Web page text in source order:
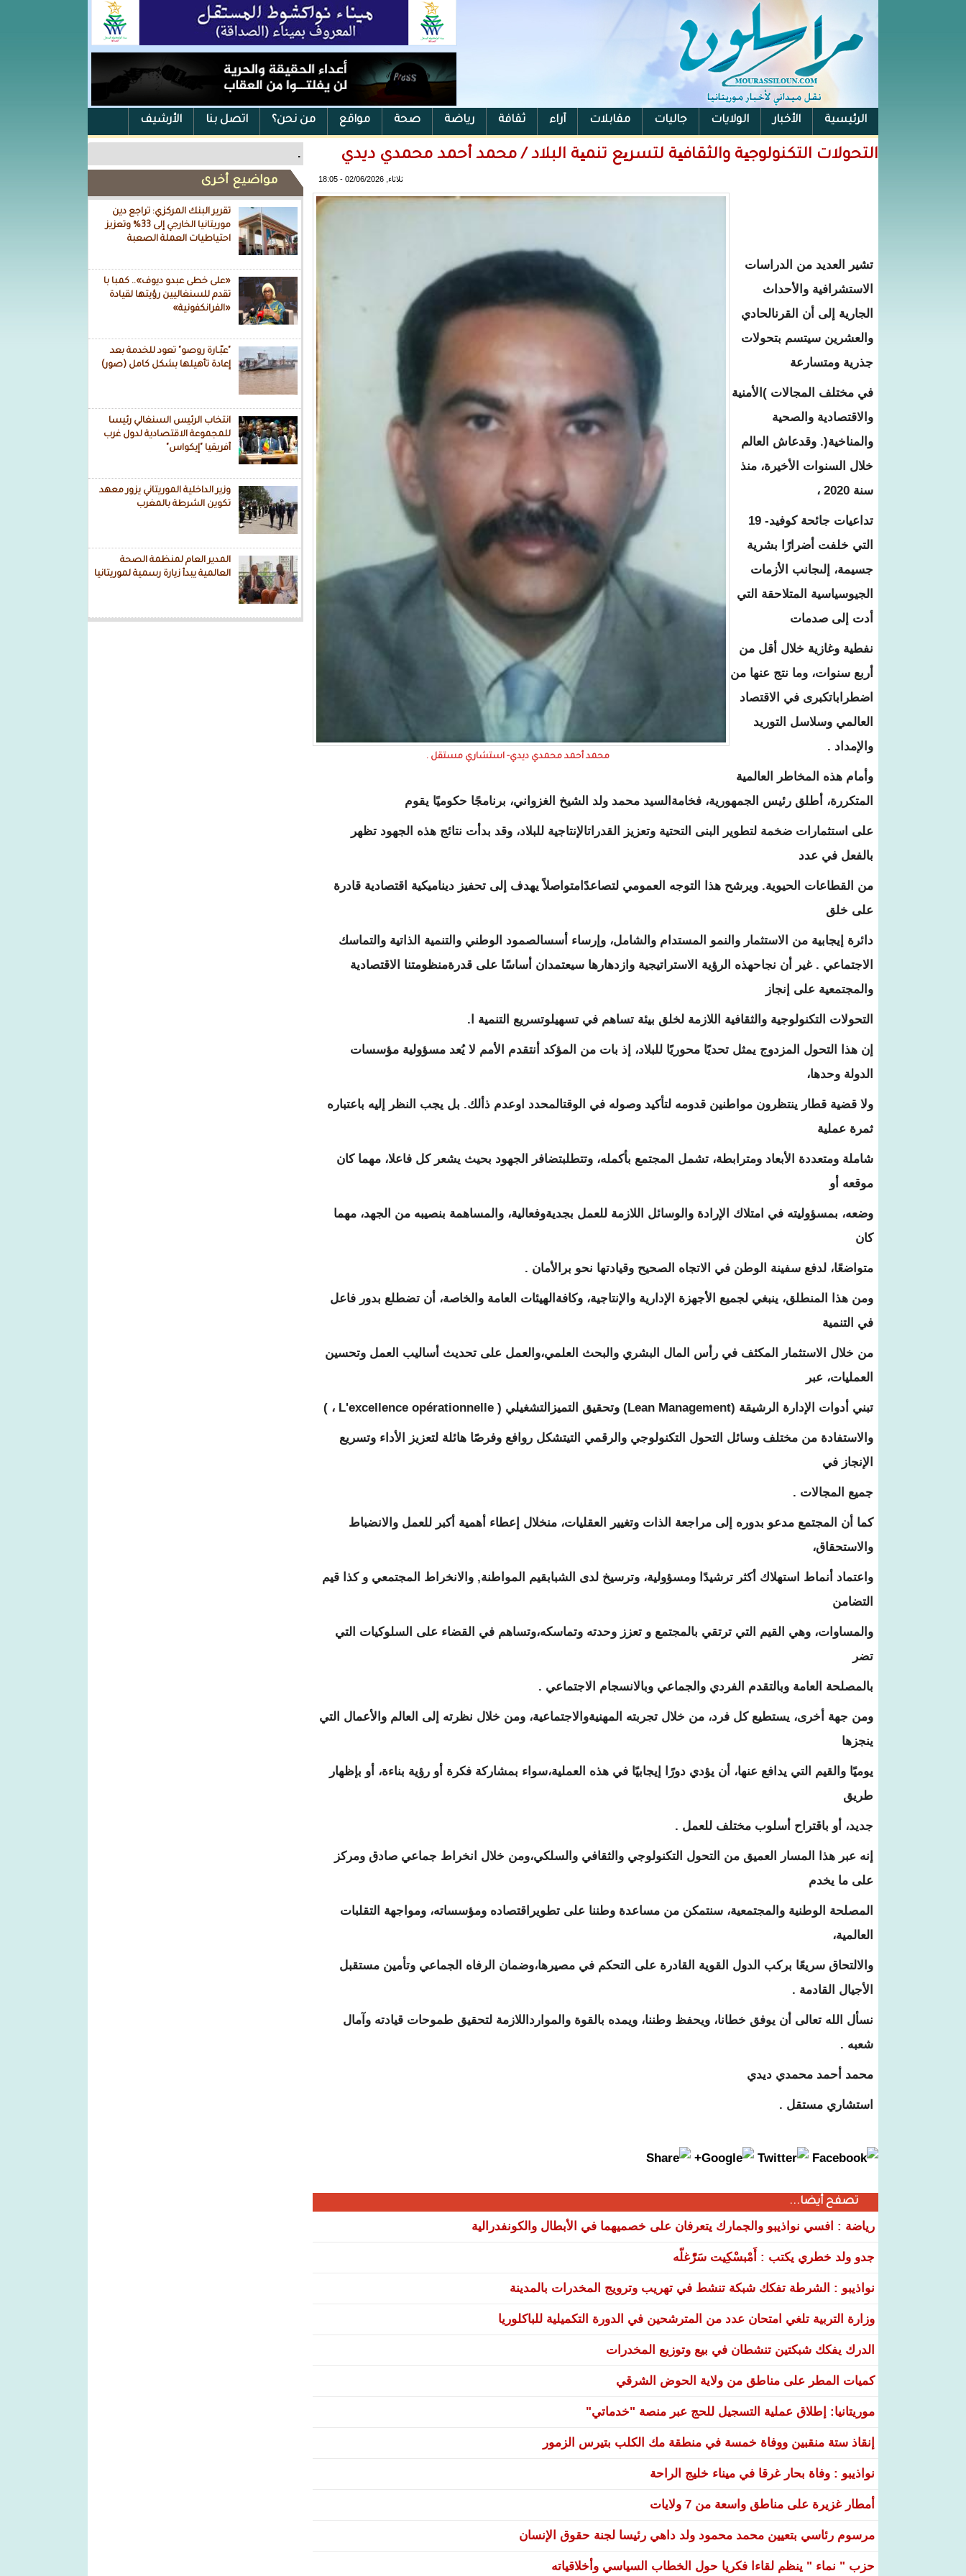
الرئيسية الأخبار الولايات جاليات مقابلات آراء ثقافة رياضة صحة مواقع من نحن؟ اتصل بنا الأرشيف
الفيس بوك .
مواضيع أخرى
تقرير البنك المركزي: تراجع دين
موريتانيا الخارجي إلى 33% وتعزيز
احتياطيات العملة الصعبة
«على خطى عبدو ديوف».. كمبا با
تقدم للسنغاليين رؤيتها لقيادة
«الفرانكفونية»
"عبّـارة روصو" تعود للخدمة بعد
إعادة تأهيلها بشكل كامل (صور)
انتخاب الرئيس السنغالي رئيسا
للمجموعة الاقتصادية لدول غرب
أفريقيا "إيكواس"
وزير الداخلية الموريتاني يزور معهد
تكوين الشرطة بالمغرب
المدير العام لمنظمة الصحة
العالمية يبدأ زيارة رسمية لموريتانيا
التحولات التكنولوجیة والثقافیة لتسریع تنمیة البلاد / محمد أحمد محمدي ديدي
ثلاثاء, 02/06/2026 - 18:05
محمد أحمد محمدي ديدي- استشاري مستقل .
تشير العديد من الدراسات
الاستشرافية والأحداث
الجارية إلى أن القرنالحادي
والعشرين سيتسم بتحولات
جذرية ومتسارعة
في مختلف المجالات )الأمنية
والاقتصادية والصحية
والمناخية(. وقدعاش العالم
خلال السنوات الأخيرة، منذ
سنة 2020 ،
تداعيات جائحة كوفيد- 19
التي خلفت أضرارًا بشرية
جسيمة، إلىجانب الأزمات
الجيوسياسية المتلاحقة التي
أدت إلى صدمات
نفطية وغازية خلال أقل من
أربع سنوات، وما نتج عنها من
اضطراباتكبرى في الاقتصاد
العالمي وسلاسل التوريد
والإمداد .
وأمام هذه المخاطر العالمية
المتكررة، أطلق رئيس الجمهورية، فخامةالسيد محمد ولد الشيخ الغزواني، برنامجًا حكوميًا يقوم
على استثمارات ضخمة لتطوير البنى التحتية وتعزيز القدراتالإنتاجية للبلاد، وقد بدأت نتائج هذه الجهود تظهر
بالفعل في عدد
من القطاعات الحيوية. ويرشح هذا التوجه العمومي لتصاعدًامتواصلاً يهدف إلى تحفيز ديناميكية اقتصادية قادرة
على خلق
دائرة إيجابية من الاستثمار والنمو المستدام والشامل، وإرساء أسسالصمود الوطني والتنمية الذاتية والتماسك
الاجتماعي . غیر أن نجاحھذه الرؤیة الاستراتیجیة وازدھارھا سیعتمدان أساسًا على قدرةمنظومتنا الاقتصادیة
والمجتمعیة على إنجاز
التحولات التكنولوجیة والثقافیة اللازمة لخلق بیئة تساھم في تسھیلوتسریع التنمیة ا.
إن هذا التحول المزدوج يمثل تحديًا محوريًا للبلاد، إذ بات من المؤكد أنتقدم الأمم لا يُعد مسؤولية مؤسسات
الدولة وحدها،
ولا قضية قطار ينتظرون مواطنين قدومه لتأكيد وصوله في الوقتالمحدد اوعدم ذألك. بل يجب النظر إليه باعتباره
ثمرة عملية
شاملة ومتعددة الأبعاد ومترابطة، تشمل المجتمع بأكمله، وتتطلبتضافر الجهود بحيث يشعر كل فاعلا، مهما كان
موقعه أو
وضعه، بمسؤوليته في امتلاك الإرادة والوسائل اللازمة للعمل بجديةوفعالية، والمساهمة بنصيبه من الجهد، مهما
كان
متواضعًا، لدفع سفينة الوطن في الاتجاه الصحيح وقيادتها نحو برالأمان .
ومن هذا المنطلق، ينبغي لجميع الأجهزة الإدارية والإنتاجية، وكافةالهيئات العامة والخاصة، أن تضطلع بدور فاعل
في التنمية
من خلال الاستثمار المكثف في رأس المال البشري والبحث العلمي،والعمل على تحديث أساليب العمل وتحسين
العمليات، عبر
تبني أدوات الإدارة الرشيقة (Lean Management) وتحقيق التميزالتشغيلي ( L'excellence opérationnelle ، )
والاستفادة من مختلف وسائل التحول التكنولوجي والرقمي التيتشكل روافع وفرصًا هائلة لتعزيز الأداء وتسريع
الإنجاز في
جميع المجالات .
كما أن المجتمع مدعو بدوره إلى مراجعة الذات وتغيير العقليات، منخلال إعطاء أهمية أكبر للعمل والانضباط
والاستحقاق،
واعتماد أنماط استهلاك أكثر ترشيدًا ومسؤولية، وترسيخ لدى الشبابقيم المواطنة, والانخراط المجتمعي و كذا قيم
التضامن
والمساوات، وهي القيم التي ترتقي بالمجتمع و تعزز وحدته وتماسكه،وتساهم في القضاء على السلوكيات التي
تضر
بالمصلحة العامة وبالتقدم الفردي والجماعي وبالانسجام الاجتماعي .
ومن جهة أخرى، يستطيع كل فرد، من خلال تجربته المهنيةوالاجتماعية، ومن خلال نظرته إلى العالم والأعمال التي
ينجزها
يوميًا والقيم التي يدافع عنها، أن يؤدي دورًا إيجابيًا في هذه العملية،سواء بمشاركة فكرة أو رؤية بناءة، أو بإظهار
طريق
جديد، أو باقتراح أسلوب مختلف للعمل .
إنه عبر هذا المسار العميق من التحول التكنولوجي والثقافي والسلكي،ومن خلال انخراط جماعي صادق ومركز
على ما يخدم
المصلحة الوطنية والمجتمعية، سنتمكن من مساعدة وطننا على تطويراقتصاده ومؤسساته، ومواجهة التقلبات
العالمية،
والالتحاق سريعًا بركب الدول القوية القادرة على التحكم في مصيرها،وضمان الرفاه الجماعي وتأمين مستقبل
الأجيال القادمة .
نسأل الله تعالى أن يوفق خطانا، ويحفظ وطننا، ويمده بالقوة والموارداللازمة لتحقيق طموحات قيادته وآمال
شعبه .
محمد أحمد محمدي ديدي
استشاري مستقل .
تصفح أيضا...
رياضة : افسي نواذيبو والجمارك يتعرفان على خصميهما في الأبطال والكونفدرالية
جدو ولد خطري يكتب : أَمْبسْكِيت سَرّْغلّه
نواذيبو : الشرطة تفكك شبكة تنشط في تهريب وترويج المخدرات بالمدينة
وزارة التربية تلغي امتحان عدد من المترشحين في الدورة التكميلية للباكلوريا
الدرك يفكك شبكتين تنشطان في بيع وتوزيع المخدرات
كميات المطر على مناطق من ولاية الحوض الشرقي
موريتانيا: إطلاق عملية التسجيل للحج عبر منصة "خدماتي"
إنقاذ ستة منقبين ووفاة خمسة في منطقة مك الكلب بتيرس الزمور
نواذيبو : وفاة بحار غرقا في ميناء خليج الراحة
أمطار غزيرة على مناطق واسعة من 7 ولايات
مرسوم رئاسي بتعيين محمد محمود ولد داهي رئيسا لجنة حقوق الإنسان
حزب " نماء " ينظم لقاءا فكريا حول الخطاب السياسي وأخلاقياته